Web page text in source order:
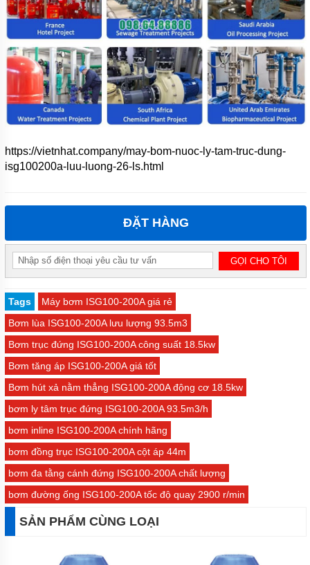
https://vietnhat.company/may-bom-nuoc-ly-tam-truc-dung-
isg100200a-luu-luong-26-ls.html
ĐẶT HÀNG
Tags
Máy bơm ISG100-200A giá rẻ
Bơm lùa ISG100-200A lưu lượng 93.5m3
Bơm trục đứng ISG100-200A công suất 18.5kw
Bơm tăng áp ISG100-200A giá tốt
Bơm hút xả nằm thẳng ISG100-200A động cơ 18.5kw
bơm ly tâm trục đứng ISG100-200A 93.5m3/h
bơm inline ISG100-200A chính hãng
bơm đồng trục ISG100-200A cột áp 44m
bơm đa tằng cánh đứng ISG100-200A chất lượng
bơm đường ống ISG100-200A tốc độ quay 2900 r/min
SẢN PHẨM CÙNG LOẠI